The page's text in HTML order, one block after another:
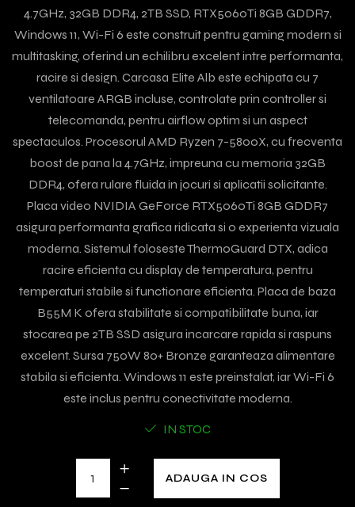
4.7GHz, 32GB DDR4, 2TB SSD, RTX5060Ti 8GB GDDR7,
Windows 11, Wi-Fi 6 este construit pentru gaming modern si
multitasking, oferind un echilibru excelent intre performanta,
racire si design. Carcasa Elite Alb este echipata cu 7
ventilatoare ARGB incluse, controlate prin controller si
telecomanda, pentru airflow optim si un aspect
spectaculos. Procesorul AMD Ryzen 7-5800X, cu frecventa
boost de pana la 4.7GHz, impreuna cu memoria 32GB
DDR4, ofera rulare fluida in jocuri si aplicatii solicitante.
Placa video NVIDIA GeForce RTX5060Ti 8GB GDDR7
asigura performanta grafica ridicata si o experienta vizuala
moderna. Sistemul foloseste ThermoGuard DTX, adica
racire eficienta cu display de temperatura, pentru
temperaturi stabile si functionare eficienta. Placa de baza
B55M K ofera stabilitate si compatibilitate buna, iar
stocarea pe 2TB SSD asigura incarcare rapida si raspuns
excelent. Sursa 750W 80+ Bronze garanteaza alimentare
stabila si eficienta. Windows 11 este preinstalat, iar Wi-Fi 6
este inclus pentru conectivitate moderna.
IN STOC
ADAUGA IN COS